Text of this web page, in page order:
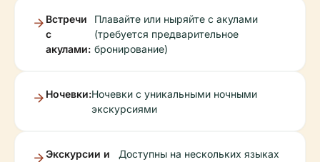
Встречи
с
акулами:
Плавайте или ныряйте с акулами
(требуется предварительное
бронирование)
Ночевки:Ночевки с уникальными ночными
экскурсиями
Экскурсии и
Доступны на нескольких языках